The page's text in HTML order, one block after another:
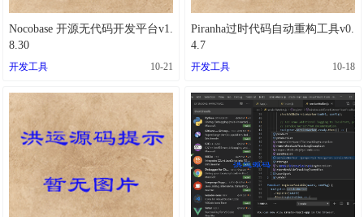
Nocobase 开源无代码开发平台v1.
8.30
开发工具 10-21
Piranha过时代码自动重构工具v0.
4.7
开发工具 10-18